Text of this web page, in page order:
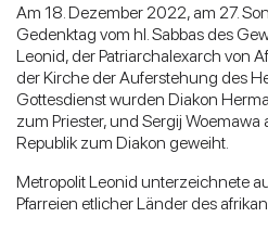
Am 18. Dezember 2022, am 27.
Gedenktag vom hl. Sabbas des
Leonid, der Patriarchalexarch von
der Kirche der Auferstehung des
Gottesdienst wurden Diakon
zum Priester, und Sergij
Republik zum Diakon geweiht.
Metropolit Leonid unterzeichnete
Pfarreien etlicher Länder des